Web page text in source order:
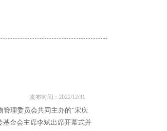
发布时间：2022/12/31
理委员会共同主办的“宋庆
金会主席李斌出席开幕式并